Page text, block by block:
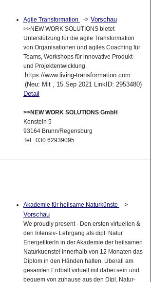
Agile Transformation -> Vorschau
>>NEW WORK SOLUTIONS bietet
Unterstützung für die agile Transformation
von Organisationen und agiles Coaching für
Teams, Workshops für innovative Produkt-
und Projektentwicklung.
https://www.living-transformation.com
(Neu: Mit , 15.Sep 2021 LinkID: 2953480)
Detail
>>NEW WORK SOLUTIONS GmbH
Konstein 5
93164 Brunn/Regensburg
Tel.: 030 62939095
Akademie für heilsame Naturkünste
->
Vorschau
We proudly present - Den ersten virtuellen &
den Intensiv- Lehrgang als dipl. Natur
EnergetikerIn in der Akademie der heilsamen
Naturkuenste! Innerhalb von 12 Monaten das
Diplom in den Händen halten. Überall am
gesamten Erdball virtuell mit dabei sein und
bequem von zuhause aus den Dipl. Natur-